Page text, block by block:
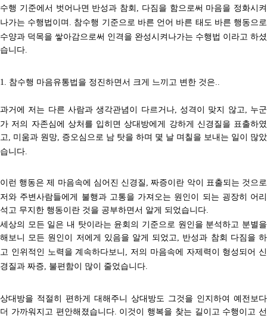
수행 기준에서 벗어나면 반성과 참회 다짐을 함으로써 마음을 정화시켜
나가는 수행법이며 참수행 기준으로 바른 언어 바른 태도 바른 행동으로
수양과 덕목을 쌓아감으로써 인격을 완성시켜나가는 수행법 이라고 하셨
습니다
1. 참수행 마음유통법을 정진하면서 크게 느끼고 변한 것은
과거에 저는 다른 사람과 생각관념이 다르거나, 성격이 맞지 않고 누군
가 저의 자존심에 상처를 입히면 상대방에게 강하게 신경질을 표출하였
고 미움과 원망 증오심으로 남 탓을 하며 몇 날 며칠을 보내는 일이 많았
습니다
이런 행동은 제 마음속에 심어진 신경질 ,짜증이란 악이 표출되는 것으로
저와 주변사람들에게 불행과 고통을 가져오는 원인이 되는 굉장히 어리
석고 무지한 행동이란 것을 공부하면서 알게 되었습니다
세상의 모든 일은 내 탓이라는 윤회의 기준으로 원인을 분석하고 분별을
해보니 모든 원인이 저에게 있음을 알게 되었고 반성과 참회 다짐을 하
고 인위적인 노력을 계속하다보니 저의 마음속에 자제력이 형성되어 신
경질과 짜증 불편함이 많이 줄었습니다
상대방을 적절히 편하게 대해주니 상대방도 그것을 인지하여 예전보다
더 가까워지고 편안해졌습니다. 이것이 행복을 찾는 길이고 수행이고 선